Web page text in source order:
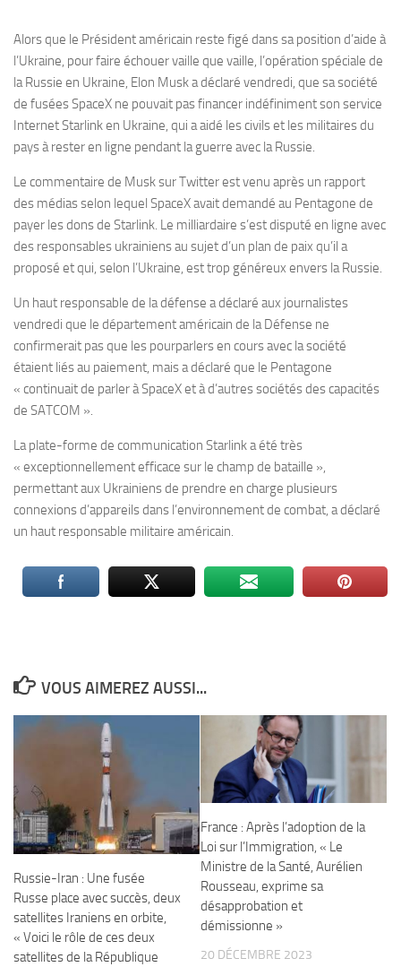
Alors que le Président américain reste figé dans sa position d’aide à
l’Ukraine, pour faire échouer vaille que vaille, l’opération spéciale de
la Russie en Ukraine, Elon Musk a déclaré vendredi, que sa société
de fusées SpaceX ne pouvait pas financer indéfiniment son service
Internet Starlink en Ukraine, qui a aidé les civils et les militaires du
pays à rester en ligne pendant la guerre avec la Russie.
Le commentaire de Musk sur Twitter est venu après un rapport
des médias selon lequel SpaceX avait demandé au Pentagone de
payer les dons de Starlink. Le milliardaire s’est disputé en ligne avec
des responsables ukrainiens au sujet d’un plan de paix qu’il a
proposé et qui, selon l’Ukraine, est trop généreux envers la Russie.
Un haut responsable de la défense a déclaré aux journalistes
vendredi que le département américain de la Défense ne
confirmerait pas que les pourparlers en cours avec la société
étaient liés au paiement, mais a déclaré que le Pentagone
« continuait de parler à SpaceX et à d’autres sociétés des capacités
de SATCOM ».
La plate-forme de communication Starlink a été très
« exceptionnellement efficace sur le champ de bataille »,
permettant aux Ukrainiens de prendre en charge plusieurs
connexions d’appareils dans l’environnement de combat, a déclaré
un haut responsable militaire américain.
VOUS AIMEREZ AUSSI...
Russie-Iran : Une fusée
Russe place avec succès, deux
satellites Iraniens en orbite,
« Voici le rôle de ces deux
satellites de la République
France : Après l’adoption de la
Loi sur l’Immigration, « Le
Ministre de la Santé, Aurélien
Rousseau, exprime sa
désapprobation et
démissionne »
20 DÉCEMBRE 2023